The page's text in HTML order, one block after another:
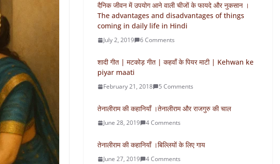
दैनिक जीवन में उपयोग आने वाली चीजों के फायदे और नुकसान ।
The advantages and disadvantages of things
coming in daily life in Hindi
July 2, 2019 6 Comments
शादी गीत | मटकोड़ गीत | कहवाँ के पियर माटी | Kehwan ke
piyar maati
February 21, 2018 5 Comments
तेनालीराम की कहानियाँ ।तेनालीराम और राजगुरु की चाल
June 28, 2019 4 Comments
तेनालीराम की कहानियाँ ।बिल्लियों के लिए गाय
June 27, 2019 4 Comments